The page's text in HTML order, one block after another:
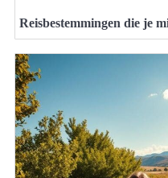
Reisbestemmingen die je